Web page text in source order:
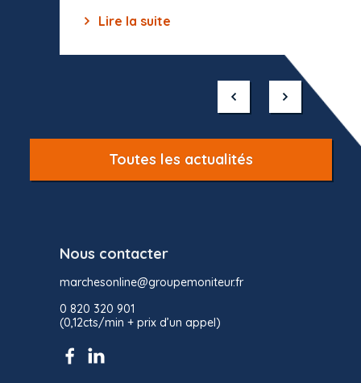
Lire la suite
Toutes les actualités
Nous contacter
marchesonline@groupemoniteur.fr
0 820 320 901
(0,12cts/min + prix d’un appel)